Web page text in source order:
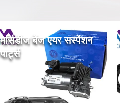
मर्सिडीज बेंज एयर सस्पेंशन
पार्ट्स